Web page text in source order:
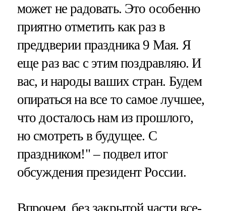
может не радовать. Это особенно
приятно отметить как раз в
преддверии праздника 9 Мая. Я
еще раз вас с этим поздравляю. И
вас, и народы ваших стран. Будем
опираться на все то самое лучшее,
что досталось нам из прошлого,
но смотреть в будущее. С
праздником!" – подвел итог
обсуждения президент России.